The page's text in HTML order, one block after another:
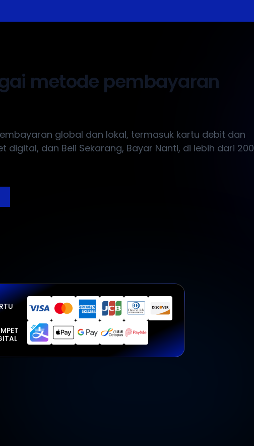
metode pembayaran
global dan lokal, termasuk kartu debit dan
digital, dan Beli Sekarang, Bayar Nanti, di lebih dari 200